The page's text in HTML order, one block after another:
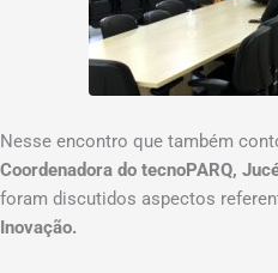
Nesse encontro que também
Coordenadora do tecnoPARQ,
foram discutidos aspectos
Inovação.